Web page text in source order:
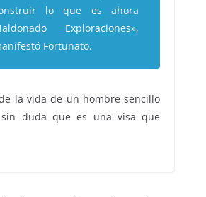
lo que es ahora
Exploraciones»,
Fortunato.
la vida de un hombre sencillo
duda que es una visa que